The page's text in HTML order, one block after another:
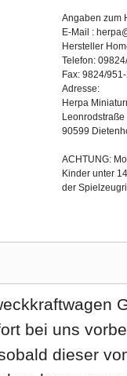
Angaben zum
E-Mail :
Hersteller
Telefon:
Fax: 9824/
Adresse:
Herpa
90599
ACHTUNG:
Kinder unter
der
bei uns
dieser